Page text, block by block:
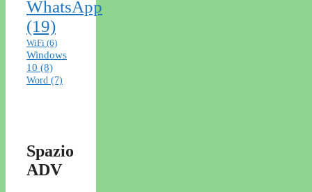
WhatsApp
(19)
WiFi (6)
Windows
10 (8)
Word (7)
Spazio
ADV